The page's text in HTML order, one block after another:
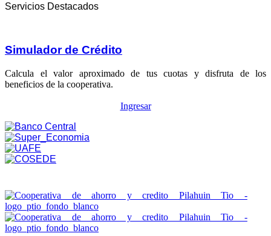
Servicios Destacados
Simulador de Crédito
Calcula el valor aproximado de tus cuotas y disfruta de los
beneficios de la cooperativa.
Ingresar